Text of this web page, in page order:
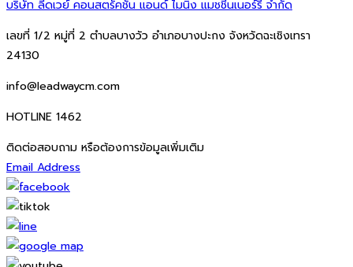
บริษัท ลีดเวย์ คอนสตรัคชั่น แอนด์ ไมนิ่ง แมชชีนเนอร์รี่ จำกัด
เลขที่ 1/2 หมู่ที่ 2 ตำบลบางวัว อำเภอบางปะกง จังหวัดฉะเชิงเทรา
24130
info@leadwaycm.com
HOTLINE 1462
ติดต่อสอบถาม หรือต้องการข้อมูลเพิ่มเติม
Email Address